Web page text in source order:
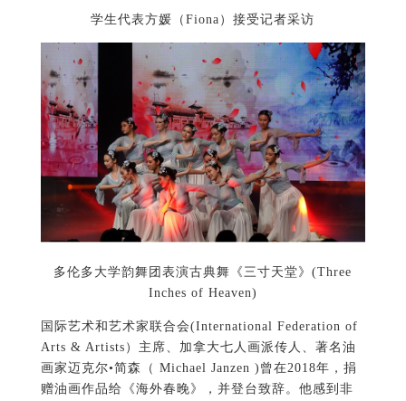
学生代表方媛（Fiona）接受记者采访
多伦多大学韵舞团表演古典舞《三寸天堂》(Three
Inches of Heaven)
国际艺术和艺术家联合会(International Federation of
Arts & Artists）主席、加拿大七人画派传人、著名油
画家迈克尔•简森（ Michael Janzen )曾在2018年，捐
赠油画作品给《海外春晚》，并登台致辞。他感到非